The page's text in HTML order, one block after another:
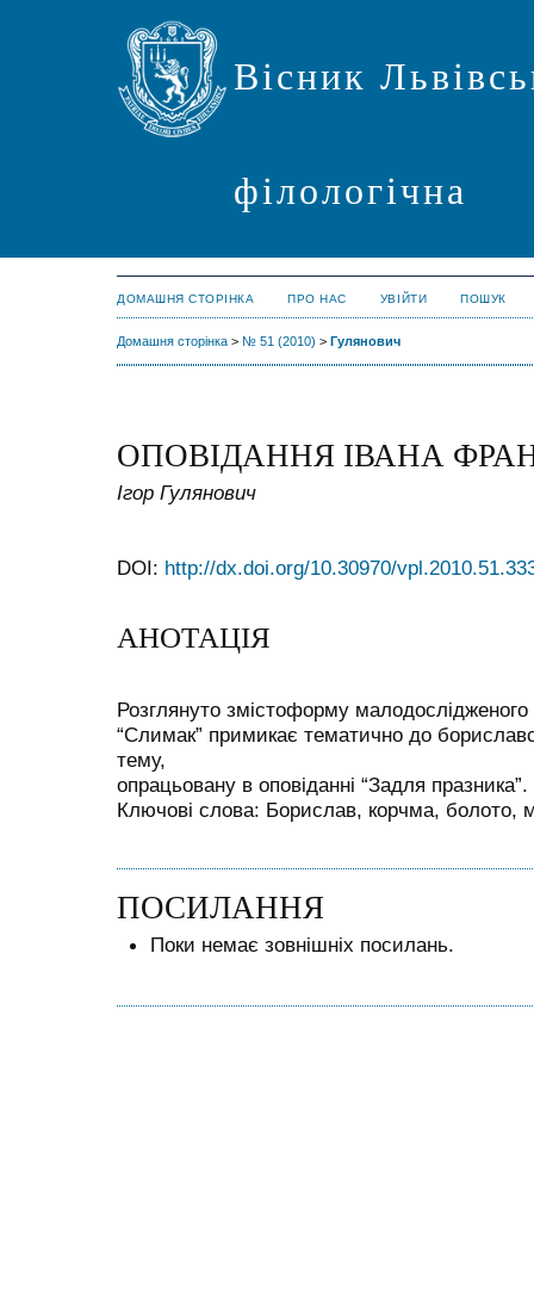
Вісник
філологічна
ДОМАШНЯ СТОРІНКА ПРО НАС УВІЙТИ ПОШУК
Домашня сторінка > № 51 (2010) > Гулянович
ОПОВІДАННЯ ІВАНА
Ігор Гулянович
DOI: http://dx.doi.org/10.30970/
АНОТАЦІЯ
Розглянуто змістоформу
“Слимак” примикає тематично до
тему,
опрацьовану в оповіданні “Задля празника”.
Ключові слова: Борислав, корчма, болото,
ПОСИЛАННЯ
Поки немає зовнішніх посилань.